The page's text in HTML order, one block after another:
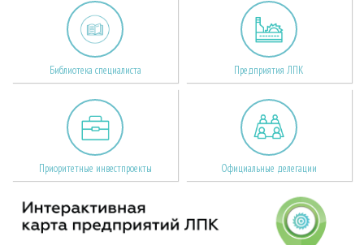
Библиотека специалиста Предприятия ЛПК
Приоритетные инвестпроекты Официальные делегации